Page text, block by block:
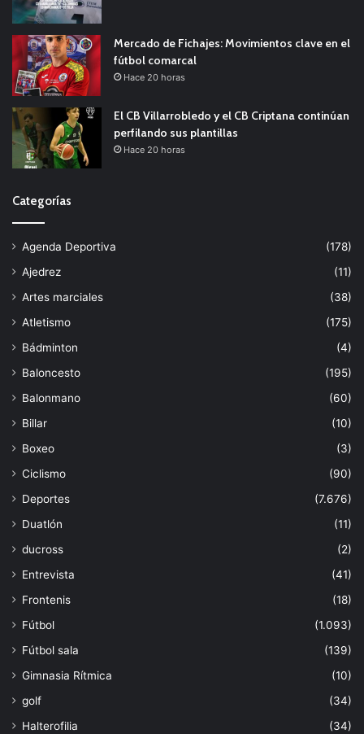
Mercado de Fichajes: Movimientos clave en el
fútbol comarcal
Hace 20 horas
El CB Villarrobledo y el CB Criptana continúan
perfilando sus plantillas
Hace 20 horas
Categorías
Agenda Deportiva
(178)
Ajedrez
(11)
Artes marciales
(38)
Atletismo
(175)
Bádminton
(4)
Baloncesto
(195)
Balonmano
(60)
Billar
(10)
Boxeo
(3)
Ciclismo
(90)
Deportes
(7.676)
Duatlón
(11)
ducross
(2)
Entrevista
(41)
Frontenis
(18)
Fútbol
(1.093)
Fútbol sala
(139)
Gimnasia Rítmica
(10)
golf
(34)
Halterofilia
(34)